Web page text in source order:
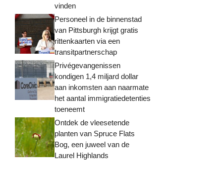
vinden
Personeel in de binnenstad
van Pittsburgh krijgt gratis
rittenkaarten via een
transitpartnerschap
Privégevangenissen
kondigen 1,4 miljard dollar
aan inkomsten aan naarmate
het aantal immigratiedetenties
toeneemt
Ontdek de vleesetende
planten van Spruce Flats
Bog, een juweel van de
Laurel Highlands